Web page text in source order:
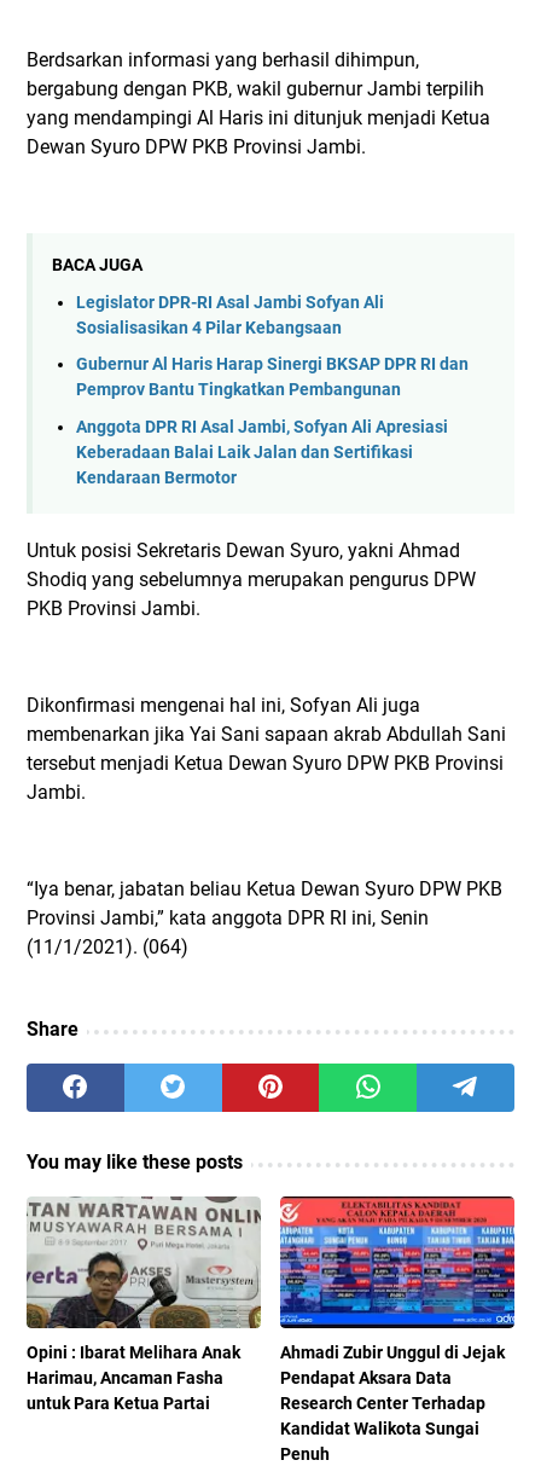
Berdsarkan informasi yang berhasil dihimpun,
bergabung dengan PKB, wakil gubernur Jambi terpilih
yang mendampingi Al Haris ini ditunjuk menjadi Ketua
Dewan Syuro DPW PKB Provinsi Jambi.
BACA JUGA
Legislator DPR-RI Asal Jambi Sofyan Ali
Sosialisasikan 4 Pilar Kebangsaan
Gubernur Al Haris Harap Sinergi BKSAP DPR RI dan
Pemprov Bantu Tingkatkan Pembangunan
Anggota DPR RI Asal Jambi, Sofyan Ali Apresiasi
Keberadaan Balai Laik Jalan dan Sertifikasi
Kendaraan Bermotor
Untuk posisi Sekretaris Dewan Syuro, yakni Ahmad
Shodiq yang sebelumnya merupakan pengurus DPW
PKB Provinsi Jambi.
Dikonfirmasi mengenai hal ini, Sofyan Ali juga
membenarkan jika Yai Sani sapaan akrab Abdullah Sani
tersebut menjadi Ketua Dewan Syuro DPW PKB Provinsi
Jambi.
“Iya benar, jabatan beliau Ketua Dewan Syuro DPW PKB
Provinsi Jambi,” kata anggota DPR RI ini, Senin
(11/1/2021). (064)
Share
You may like these posts
Opini : Ibarat Melihara Anak
Harimau, Ancaman Fasha
untuk Para Ketua Partai
Ahmadi Zubir Unggul di Jejak
Pendapat Aksara Data
Research Center Terhadap
Kandidat Walikota Sungai
Penuh